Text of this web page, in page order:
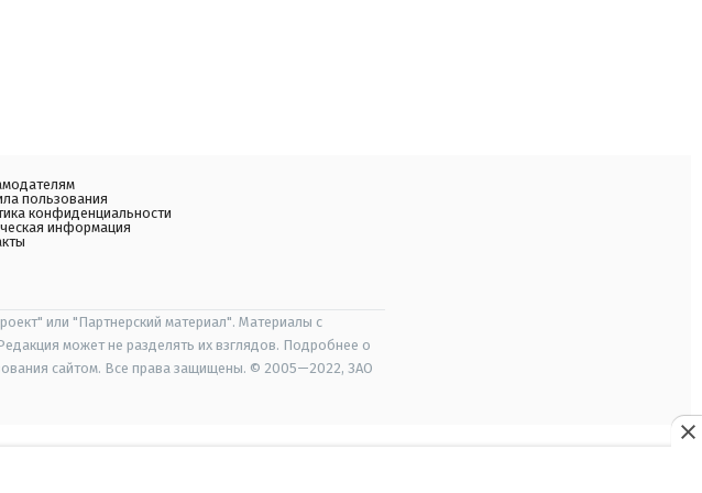
пользования
конфиденциальности
информация
или "Партнерский материал". Материалы с
может не разделять их взглядов. Подробнее о
сайтом. Все права защищены. © 2005—2022, ЗАО